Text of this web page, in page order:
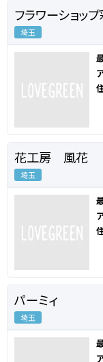
フラワーショッ
埼玉
花工房 風花
埼玉
パーミィ
埼玉